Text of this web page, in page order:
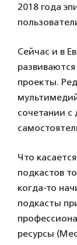
2018 года
Сейчас и в
проекты.
сочетании
Что
подкастов
когда-то
подкасты
ресурсы